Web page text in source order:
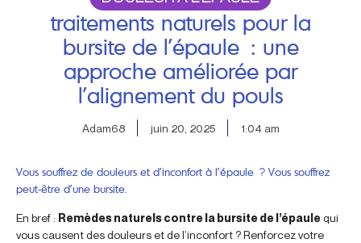
traitements naturels pour la
bursite de l’épaule : une
approche améliorée par
l’alignement du pouls
Adam68 juin 20, 2025 1:04 am
Vous souffrez de douleurs et d’inconfort à l’épaule ? Vous souffrez
peut-être d’une bursite.
En bref : Remèdes naturels contre la bursite de l’épaulequi
vous causent des douleurs et de l’inconfort ? Renforcez votre